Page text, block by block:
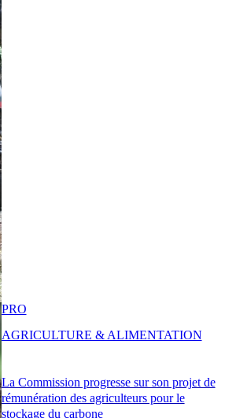
La Commission progresse sur son projet de
rémunération des agriculteurs pour le
stockage du carbone
PRO
AGRICULTURE & ALIMENTATION